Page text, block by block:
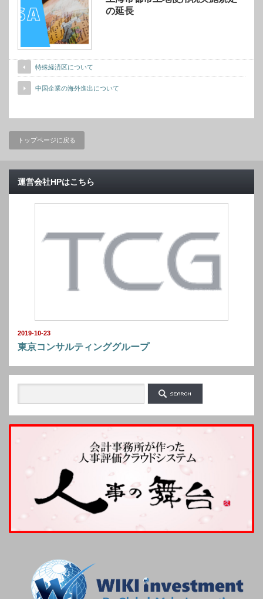
の延長
特殊経済区について
中国企業の海外進出について
トップページに戻る
運営会社HPはこちら
2019-10-23
東京コンサルティンググループ